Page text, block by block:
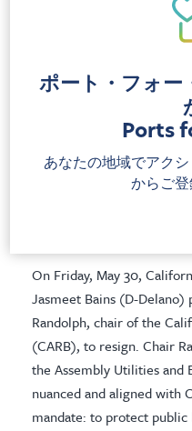
ordinance to
health and
Newark leaders
fossil fuel expansion, cut
public health and
プレスリリース
On Friday, May 30,
Jasmeet Bains (D-
Randolph, chair of the
(CARB), to resign. Chair
the Assembly Utilities and
nuanced and aligned with
mandate: to protect public
ポート・フォー
Ports
あなたの地域でアク
からご登